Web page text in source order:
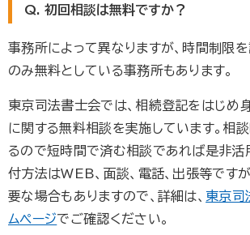
Q. 初回相談は無料ですか？
事務所によって異なりますが、時間制限
のみ無料としている事務所もあります。
東京司法書士会では、相続登記をはじめ
に関する無料相談を実施しています。相
るので短時間で済む相談であれば是非活
付方法はWEB、面談、電話、出張等です
要な場合もありますので、詳細は、 東京司
ムページでご確認ください。